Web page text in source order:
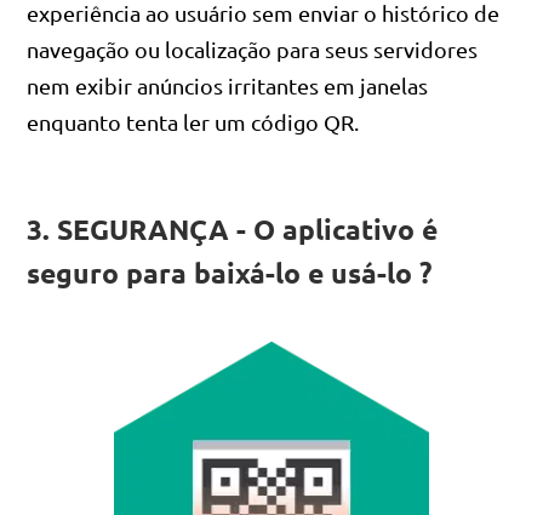
experiência ao usuário sem enviar o histórico de
navegação ou localização para seus servidores
nem exibir anúncios irritantes em janelas
enquanto tenta ler um código QR.
3. SEGURANÇA - O aplicativo é
seguro para baixá-lo e usá-lo ?